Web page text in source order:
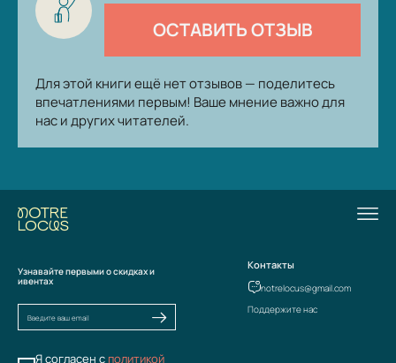
ОСТАВИТЬ ОТЗЫВ
Для этой книги ещё нет отзывов — поделитесь
впечатлениями первым! Ваше мнение важно для
нас и других читателей.
Узнавайте первыми о скидках и
ивентах
Я согласен с политикой
Контакты
notrelocus@gmail.com
Поддержите нас